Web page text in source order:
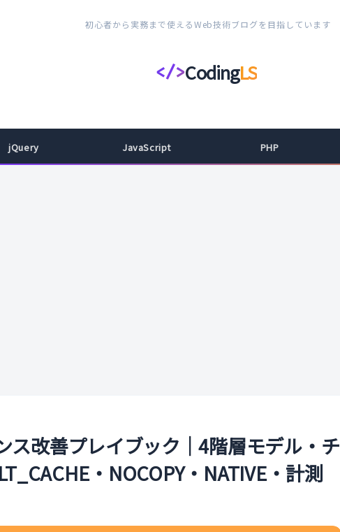
初心者から実務まで使えるWeb技術ブログを目指しています
</>CodingLS
コ
ィ
jQuery JavaScript PHP
ス改善プレイブック｜4階層モデル・チ
・NOCOPY・NATIVE・計測